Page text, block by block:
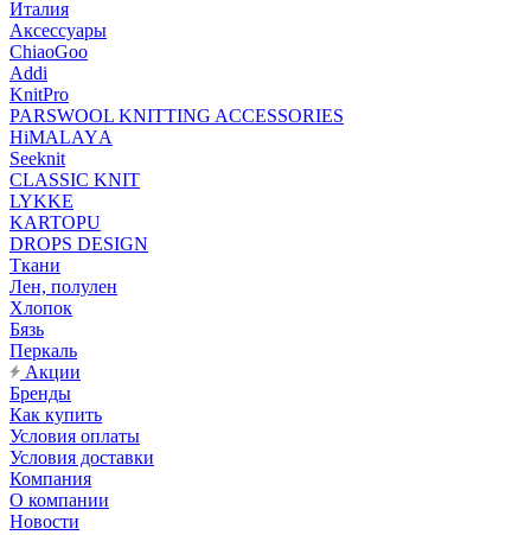
Италия
Аксессуары
ChiaoGoo
Addi
KnitPro
PARSWOOL KNITTING ACCESSORIES
HiMALAYА
Seeknit
CLASSIC KNIT
LYKKE
KАRTOPU
DROPS DЕSIGN
Ткани
Лен, полулен
Хлопок
Бязь
Перкаль
Акции
Бренды
Как купить
Условия оплаты
Условия доставки
Компания
О компании
Новости